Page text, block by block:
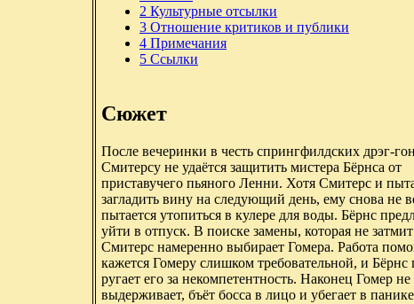
2 Культурные отсылки
3 Отношение критиков и публики
4 Примечания
5 Ссылки
Сюжет
После вечеринки в честь спрингфилдских дрэг-
Смитерсу не удаётся защитить мистера Бёрнса от
приставучего пьяного Ленни. Хотя Смитерс и
загладить вину на следующий день, ему снова не
пытается утопиться в кулере для воды. Бёрнс
уйти в отпуск. В поиске замены, которая не затмит
Смитерс намеренно выбирает Гомера. Работа
кажется Гомеру слишком требовательной, и Бёрнс
ругает его за некомпетентность. Наконец Гомер не
выдерживает, бъёт босса в лицо и убегает в